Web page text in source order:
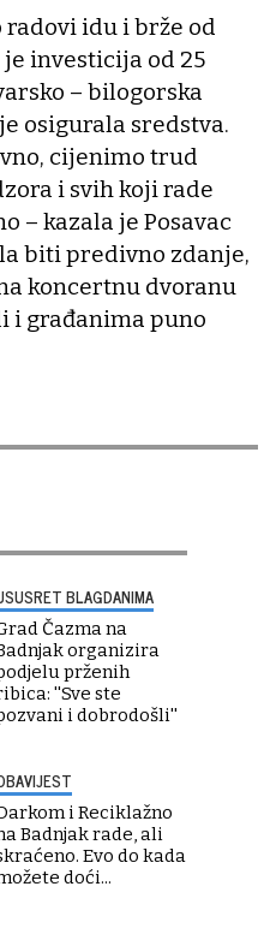
idu i brže od
investicija od 25
– bilogorska
osigurala sredstva.
cijenimo trud
i svih koji rade
– kazala je Posavac
biti predivno zdanje,
koncertnu dvoranu
i građanima puno
BLAGDANIMA
Čazma na
organizira
prženih
''Sve ste
i dobrodošli''
i Reciklažno
Badnjak rade, ali
Evo do kada
doći...